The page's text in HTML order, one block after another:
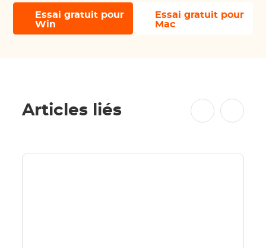
Essai gratuit pour
Win
Essai gratuit pour
Mac
Articles liés